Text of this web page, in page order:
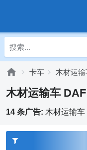
卡车 木材运输
木材运输车 DAF
14 条广告: 木材运输车